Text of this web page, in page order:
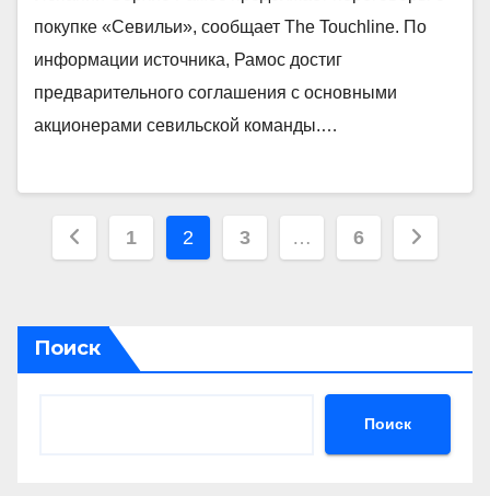
покупке «Севильи», сообщает The Touchline. По
информации источника, Рамос достиг
предварительного соглашения с основными
акционерами севильской команды.…
Пагинация
1 2 3 … 6
Поиск
Поиск